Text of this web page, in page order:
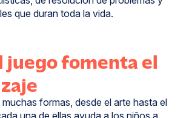
que duran toda la vida.
juego fomenta el
formas, desde el arte hasta el
una de ellas ayuda a los niños a